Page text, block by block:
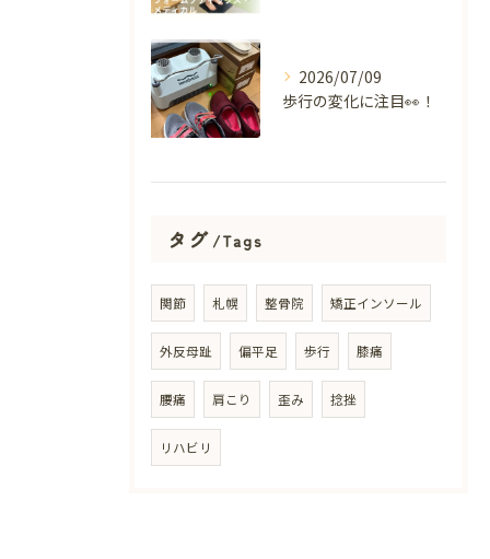
2026/07/09
歩行の変化に注目👀！
タグ Tags
関節 札幌 整骨院 矯正インソール
外反母趾 偏平足 歩行 膝痛
腰痛 肩こり 歪み 捻挫
リハビリ